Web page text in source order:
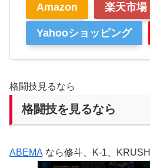
Amazon 楽天市場
Yahooショッピング
格闘技見るなら
格闘技を見るなら
ABEMA なら修斗、K-1、